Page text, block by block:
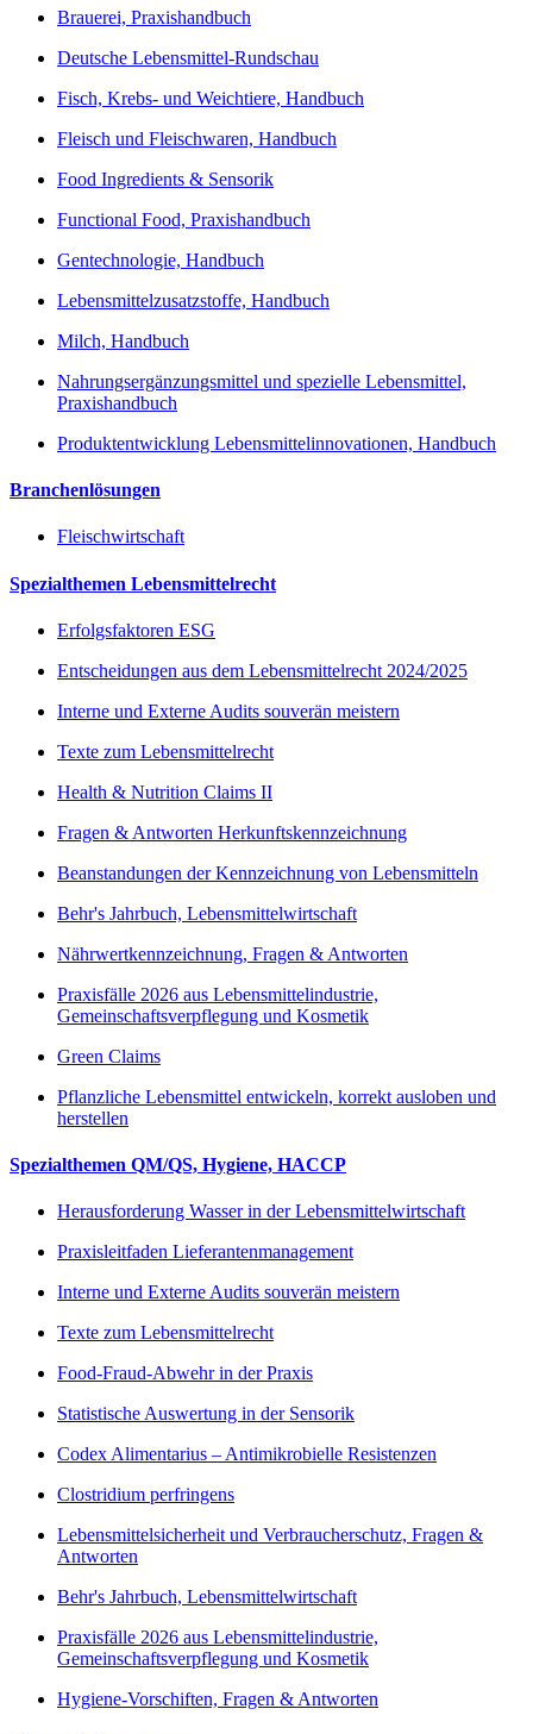
Brauerei, Praxishandbuch
Deutsche Lebensmittel-Rundschau
Fisch, Krebs- und Weichtiere, Handbuch
Fleisch und Fleischwaren, Handbuch
Food Ingredients & Sensorik
Functional Food, Praxishandbuch
Gentechnologie, Handbuch
Lebensmittelzusatzstoffe, Handbuch
Milch, Handbuch
Nahrungsergänzungsmittel und spezielle Lebensmittel,
Praxishandbuch
Produktentwicklung Lebensmittelinnovationen, Handbuch
Branchenlösungen
Fleischwirtschaft
Spezialthemen Lebensmittelrecht
Erfolgsfaktoren ESG
Entscheidungen aus dem Lebensmittelrecht 2024/2025
Interne und Externe Audits souverän meistern
Texte zum Lebensmittelrecht
Health & Nutrition Claims II
Fragen & Antworten Herkunftskennzeichnung
Beanstandungen der Kennzeichnung von Lebensmitteln
Behr's Jahrbuch, Lebensmittelwirtschaft
Nährwertkennzeichnung, Fragen & Antworten
Praxisfälle 2026 aus Lebensmittelindustrie,
Gemeinschaftsverpflegung und Kosmetik
Green Claims
Pflanzliche Lebensmittel entwickeln, korrekt ausloben und
herstellen
Spezialthemen QM/QS, Hygiene, HACCP
Herausforderung Wasser in der Lebensmittelwirtschaft
Praxisleitfaden Lieferantenmanagement
Interne und Externe Audits souverän meistern
Texte zum Lebensmittelrecht
Food-Fraud-Abwehr in der Praxis
Statistische Auswertung in der Sensorik
Codex Alimentarius – Antimikrobielle Resistenzen
Clostridium perfringens
Lebensmittelsicherheit und Verbraucherschutz, Fragen &
Antworten
Behr's Jahrbuch, Lebensmittelwirtschaft
Praxisfälle 2026 aus Lebensmittelindustrie,
Gemeinschaftsverpflegung und Kosmetik
Hygiene-Vorschiften, Fragen & Antworten